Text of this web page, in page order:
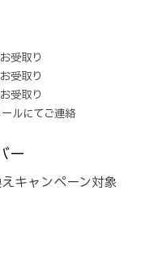
受取り
受取り
受取り
ルにてご連絡
ー
キャンペーン対象